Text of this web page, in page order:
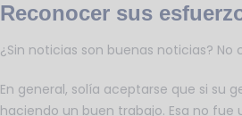
Reconocer sus
¿Sin noticias son buenas noticias?
En general, solía aceptarse que si su
haciendo un buen trabajo. Esa no